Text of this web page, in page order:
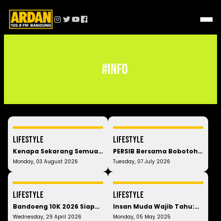
#Info
LIfestyle
Kenapa Sekarang Semua
Orang Bawa Tumbler?
Haus! 🥤
Monday, 03 August 2026
LIfestyle
PERSIB Bersama Bobotoh
Gelar Aksi Bersih Kota
Tuesday, 07 July 2026
LIfestyle
Bandoeng 10K 2026 Siap
Digelar, Ini Dia Ajang Lari
Wednesday, 29 April 2026
LIfestyle
Insan Muda Wajib Tahu:
Kenapa Juara Persib Itu
Monday, 05 May 2025